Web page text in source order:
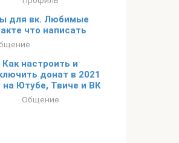
для вк. Любимые
что написать
Как настроить и
донат в 2021
на Ютубе, Твиче и ВК
Общение